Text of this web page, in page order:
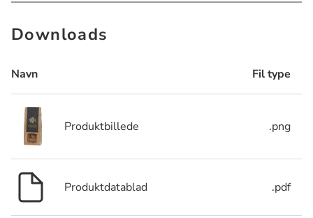
Downloads
Navn Fil type
Produktbillede .png
Produktdatablad .pdf